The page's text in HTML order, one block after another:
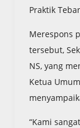
Praktik
Merespons
tersebut,
NS, yang
Ketua
“Kami